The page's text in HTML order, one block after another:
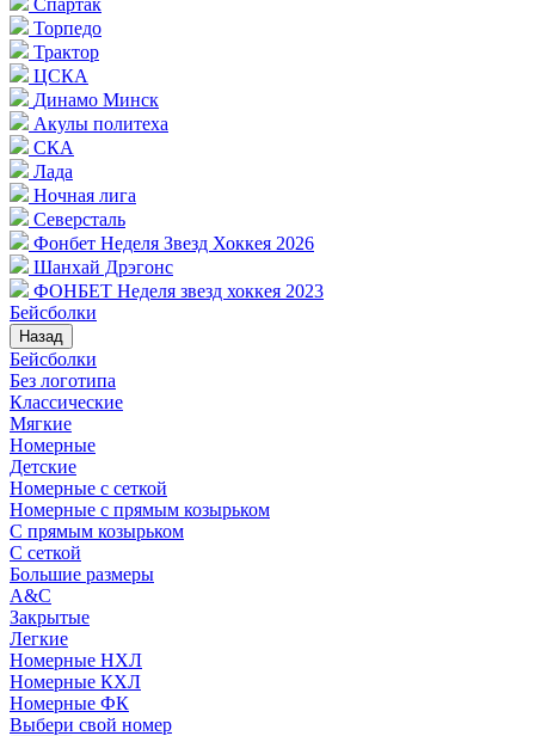
Спартак
Торпедо
Трактор
ЦСКА
Динамо Минск
Акулы политеха
СКА
Лада
Ночная лига
Северсталь
Фонбет Неделя Звезд Хоккея 2026
Шанхай Дрэгонс
ФОНБЕТ Неделя звезд хоккея 2023
Бейсболки
Назад
Бейсболки
Без логотипа
Классические
Мягкие
Номерные
Детские
Номерные с сеткой
Номерные с прямым козырьком
С прямым козырьком
С сеткой
Большие размеры
A&C
Закрытые
Легкие
Номерные НХЛ
Номерные КХЛ
Номерные ФК
Выбери свой номер